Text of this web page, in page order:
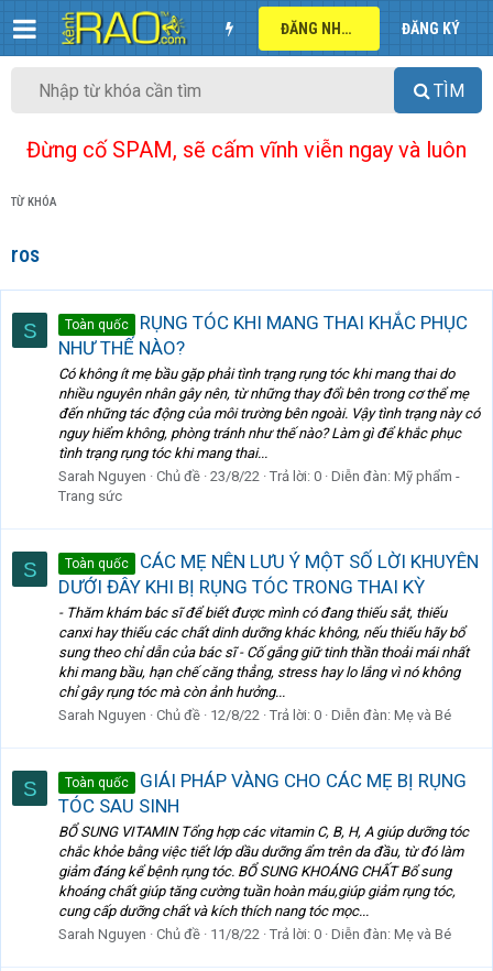
ĐĂNG NHẬP ĐĂNG KÝ
TÌM
Đừng cố SPAM, sẽ cấm vĩnh viễn ngay và luôn
TỪ KHÓA
ros
S Toàn quốc
RỤNG TÓC KHI MANG THAI KHẮC PHỤC
NHƯ THẾ NÀO?
Có không ít mẹ bầu gặp phải tình trạng rụng tóc khi mang thai do
nhiều nguyên nhân gây nên, từ những thay đổi bên trong cơ thể mẹ
đến những tác động của môi trường bên ngoài. Vậy tình trạng này có
nguy hiểm không, phòng tránh như thế nào? Làm gì để khắc phục
tình trạng rụng tóc khi mang thai...
Sarah Nguyen
Chủ đề 23/8/22 Trả lời: 0 Diễn đàn: Mỹ phẩm -
Trang sức
S Toàn quốc
CÁC MẸ NÊN LƯU Ý MỘT SỐ LỜI KHUYÊN
DƯỚI ĐÂY KHI BỊ RỤNG TÓC TRONG THAI KỲ
- Thăm khám bác sĩ để biết được mình có đang thiếu sắt, thiếu
canxi hay thiếu các chất dinh dưỡng khác không, nếu thiếu hãy bổ
sung theo chỉ dẫn của bác sĩ - Cố gắng giữ tinh thần thoải mái nhất
khi mang bầu, hạn chế căng thẳng, stress hay lo lắng vì nó không
chỉ gây rụng tóc mà còn ảnh hưởng...
Sarah Nguyen
Chủ đề 12/8/22 Trả lời: 0 Diễn đàn: Mẹ và Bé
S Toàn quốc
GIÁI PHÁP VÀNG CHO CÁC MẸ BỊ RỤNG
TÓC SAU SINH
BỔ SUNG VITAMIN Tổng hợp các vitamin C, B, H, A giúp dưỡng tóc
chắc khỏe bằng việc tiết lớp dầu dưỡng ẩm trên da đầu, từ đó làm
giảm đáng kể bệnh rụng tóc. BỔ SUNG KHOÁNG CHẤT Bổ sung
khoáng chất giúp tăng cường tuần hoàn máu,giúp giảm rụng tóc,
cung cấp dưỡng chất và kích thích nang tóc mọc...
Sarah Nguyen
Chủ đề 11/8/22 Trả lời: 0 Diễn đàn: Mẹ và Bé